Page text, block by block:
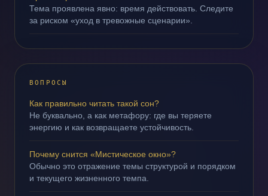
Тема проявлена явно: время действовать. Следите
за риском «уход в тревожные сценарии».
ВОПРОСЫ
Как правильно читать такой сон?
Не буквально, а как метафору: где вы теряете
энергию и как возвращаете устойчивость.
Почему снится «Мистическое окно»?
Обычно это отражение темы структурой и порядком
и текущего жизненного темпа.